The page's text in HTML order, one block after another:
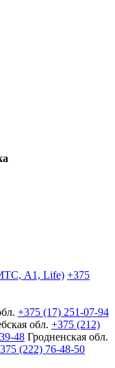
A1, Life) +375
+375 (17) 251-07-94
обл. +375 (212)
48 Гродненская обл.
(222) 76-48-50